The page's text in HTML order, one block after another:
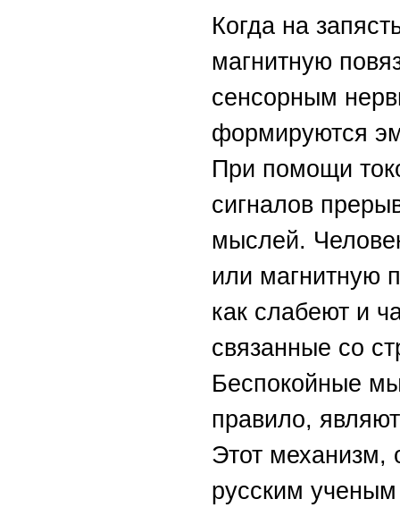
Когда на
магнитную
сенсорным
формируются
При помощи
сигналов
мыслей.
или магнитную
как слабеют и
связанные со
Беспокойные
правило,
Этот механизм,
русским